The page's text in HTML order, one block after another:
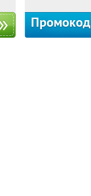
Промокод